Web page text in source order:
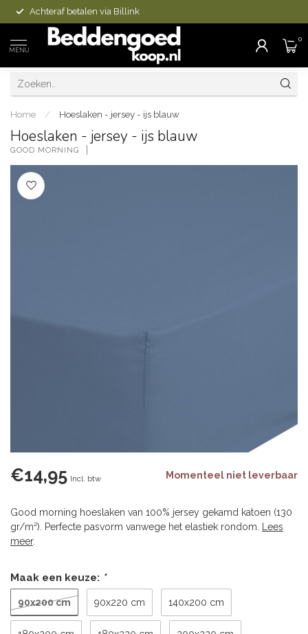
Achteraf betalen via Billink
MENU
0
Home / Hoeslaken - jersey - ijs blauw
Hoeslaken - jersey - ijs blauw
GOOD MORNING
€14,95 Incl. btw Momenteel niet leverbaar
Good morning hoeslaken van 100% jersey gekamd katoen (130
gr/m²). Perfecte pasvorm vanwege het elastiek rondom.
Lees
meer.
Maak een keuze: *
90x200 cm 90x220 cm 140x200 cm